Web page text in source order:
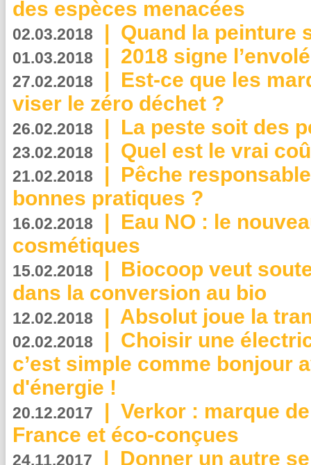
des espèces menacées
02.03.2018 | Quand la peinture
01.03.2018 | 2018 signe
27.02.2018 | Est-ce que les
viser le zéro déchet ?
26.02.2018 | La peste soit des
23.02.2018 | Quel est le vrai
21.02.2018 | Pêche
bonnes pratiques ?
16.02.2018 | Eau NO : le
cosmétiques
15.02.2018 | Biocoop veut
dans la conversion au bio
12.02.2018 | Absolut joue la
02.02.2018 | Choisir une
c’est simple comme bonjour
d'énergie !
20.12.2017 | Verkor : marque
France et éco-conçues
24.11.2017 | Donner un autre